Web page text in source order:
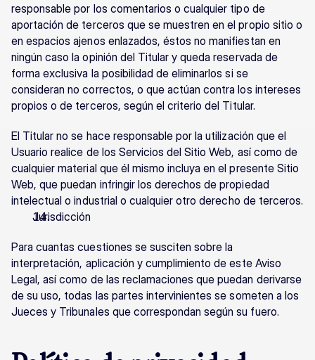
responsable por los comentarios o cualquier tipo de
aportación de terceros que se muestren en el propio sitio o
en espacios ajenos enlazados, éstos no manifiestan en
ningún caso la opinión del Titular y queda reservada de
forma exclusiva la posibilidad de eliminarlos si se
consideran no correctos, o que actúan contra los intereses
propios o de terceros, según el criterio del Titular.
El Titular no se hace responsable por la utilización que el
Usuario realice de los Servicios del Sitio Web, así como de
cualquier material que él mismo incluya en el presente Sitio
Web, que puedan infringir los derechos de propiedad
intelectual o industrial o cualquier otro derecho de terceros.
Jurisdicción
Para cuantas cuestiones se susciten sobre la
interpretación, aplicación y cumplimiento de este Aviso
Legal, así como de las reclamaciones que puedan derivarse
de su uso, todas las partes intervinientes se someten a los
Jueces y Tribunales que correspondan según su fuero.